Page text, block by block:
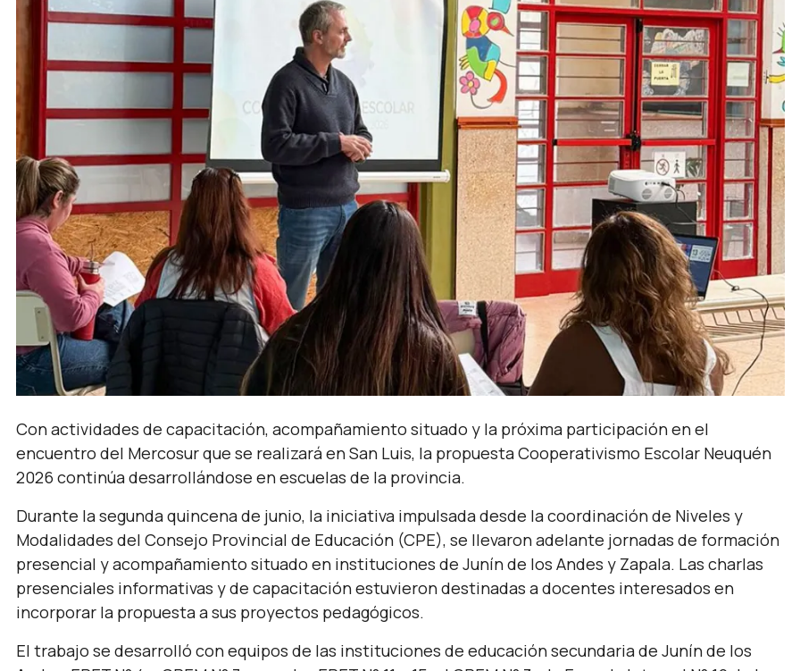
Con actividades de capacitación, acompañamiento situado y la próxima participación en el
encuentro del Mercosur que se realizará en San Luis, la propuesta Cooperativismo Escolar Neuquén
2026 continúa desarrollándose en escuelas de la provincia.
Durante la segunda quincena de junio, la iniciativa impulsada desde la coordinación de Niveles y
Modalidades del Consejo Provincial de Educación (CPE), se llevaron adelante jornadas de formación
presencial y acompañamiento situado en instituciones de Junín de los Andes y Zapala. Las charlas
presenciales informativas y de capacitación estuvieron destinadas a docentes interesados en
incorporar la propuesta a sus proyectos pedagógicos.
El trabajo se desarrolló con equipos de las instituciones de educación secundaria de Junín de los